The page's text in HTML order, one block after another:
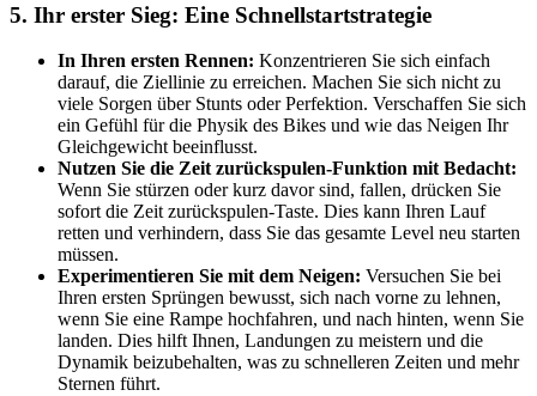
5. Ihr erster Sieg: Eine Schnellstartstrategie
In Ihren ersten Rennen: Konzentrieren Sie sich einfach
darauf, die Ziellinie zu erreichen. Machen Sie sich nicht zu
viele Sorgen über Stunts oder Perfektion. Verschaffen Sie sich
ein Gefühl für die Physik des Bikes und wie das Neigen Ihr
Gleichgewicht beeinflusst.
Nutzen Sie die Zeit zurückspulen-Funktion mit Bedacht:
Wenn Sie stürzen oder kurz davor sind, fallen, drücken Sie
sofort die Zeit zurückspulen-Taste. Dies kann Ihren Lauf
retten und verhindern, dass Sie das gesamte Level neu starten
müssen.
Experimentieren Sie mit dem Neigen: Versuchen Sie bei
Ihren ersten Sprüngen bewusst, sich nach vorne zu lehnen,
wenn Sie eine Rampe hochfahren, und nach hinten, wenn Sie
landen. Dies hilft Ihnen, Landungen zu meistern und die
Dynamik beizubehalten, was zu schnelleren Zeiten und mehr
Sternen führt.